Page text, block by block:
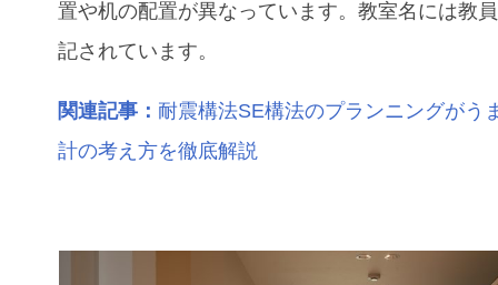
置や机の配置が異なっています。教室名には教
記されています。
関連記事： 耐震構法SE構法のプランニングがう
計の考え方を徹底解説